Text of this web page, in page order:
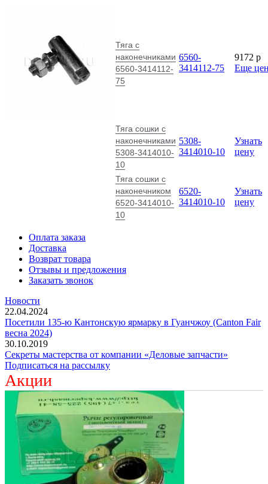
Тяга с
наконечниками
6560-3414112-
75
6560-
3414112-75
9172 p
Еще
Тяга сошки с
наконечниками
5308-3414010-
10
5308-
3414010-10
Узнать
цену
Тяга сошки с
наконечником
6520-3414010-
10
6520-
3414010-10
Узнать
цену
Оплата заказа
Доставка
Возврат товара
Отзывы и предложения
Заказать звонок
Новости
22.04.2024
Посетили 135-ю Кантонскую ярмарку в Гуанчжоу (Canton Fair
весна 2024)
30.10.2019
Секреты мастерства от компании «Деловые запчасти»
Подписаться на рассылку
Акции